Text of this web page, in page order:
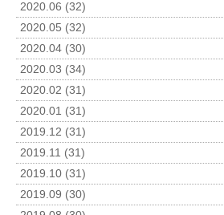
2020.06 (32)
2020.05 (32)
2020.04 (30)
2020.03 (34)
2020.02 (31)
2020.01 (31)
2019.12 (31)
2019.11 (31)
2019.10 (31)
2019.09 (30)